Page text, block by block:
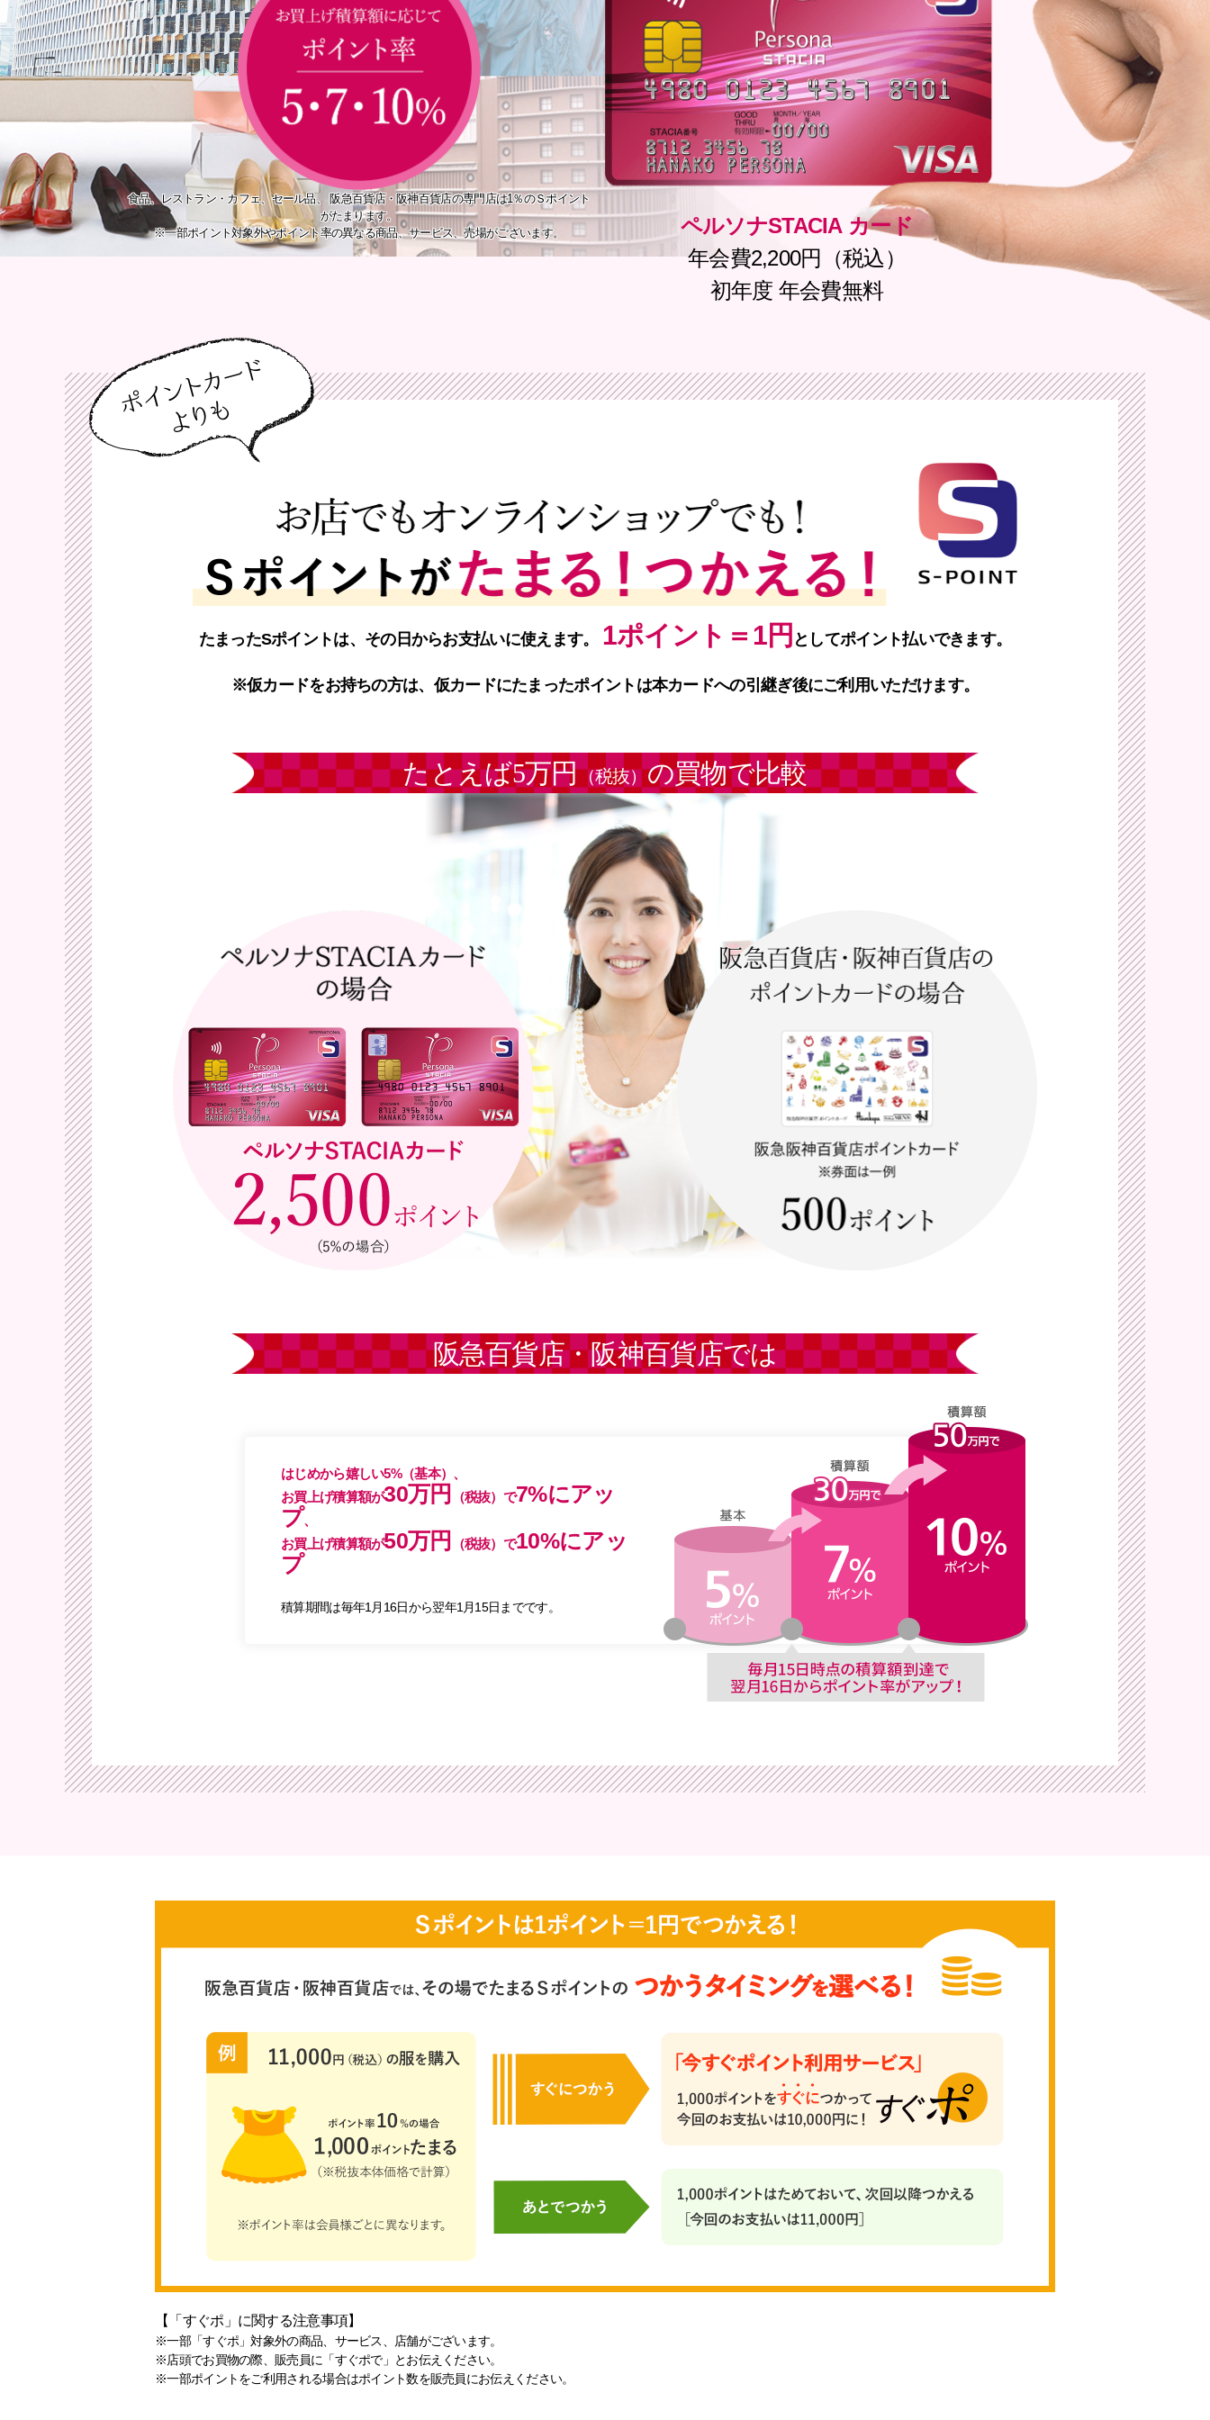
食品、レストラン・カフェ、セール品、
がたまります。
※一部ポイント対象外やポイント率の異なる商品、サービス、売場がございます。
ペルソナSTACIA カード
年会費2,200円（税込）
初年度 年会費無料
たまったSポイントは、その日からお支払いに使えます。 1ポイント＝1円 としてポイント払いできます。
※仮カードをお持ちの方は、仮カードにたまったポイントは本カードへの引継ぎ後にご利用いただけます。
たとえば5万円（税抜）の買物で比較
阪急百貨店・阪神百貨店では
はじめから嬉しい5%（基本）、
お買上げ積算額が30万円 （税抜）で7%にアッ
プ、
お買上げ積算額が50万円 （税抜）で10%にアッ
プ
積算期間は毎年1月16日から翌年1月15日までです。
【「すぐポ」に関する注意事項】
※一部「すぐポ」対象外の商品、サービス、店舗がございます。
※店頭でお買物の際、販売員に「すぐポで」とお伝えください。
※一部ポイントをご利用される場合はポイント数を販売員にお伝えください。